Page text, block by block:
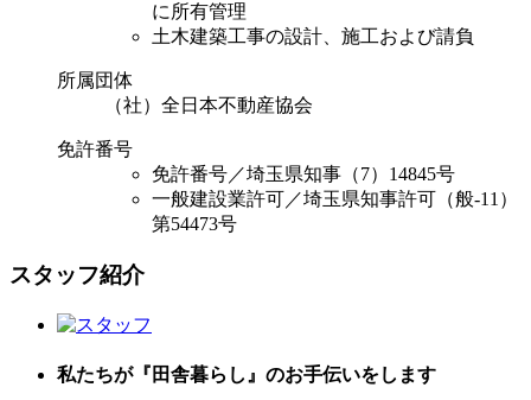
に所有管理
土木建築工事の設計、施工および請負
所属団体
（社）全日本不動産協会
免許番号
免許番号／埼玉県知事（7）14845号
一般建設業許可／埼玉県知事許可（般-11）
第54473号
スタッフ紹介
私たちが『田舎暮らし』のお手伝いをします